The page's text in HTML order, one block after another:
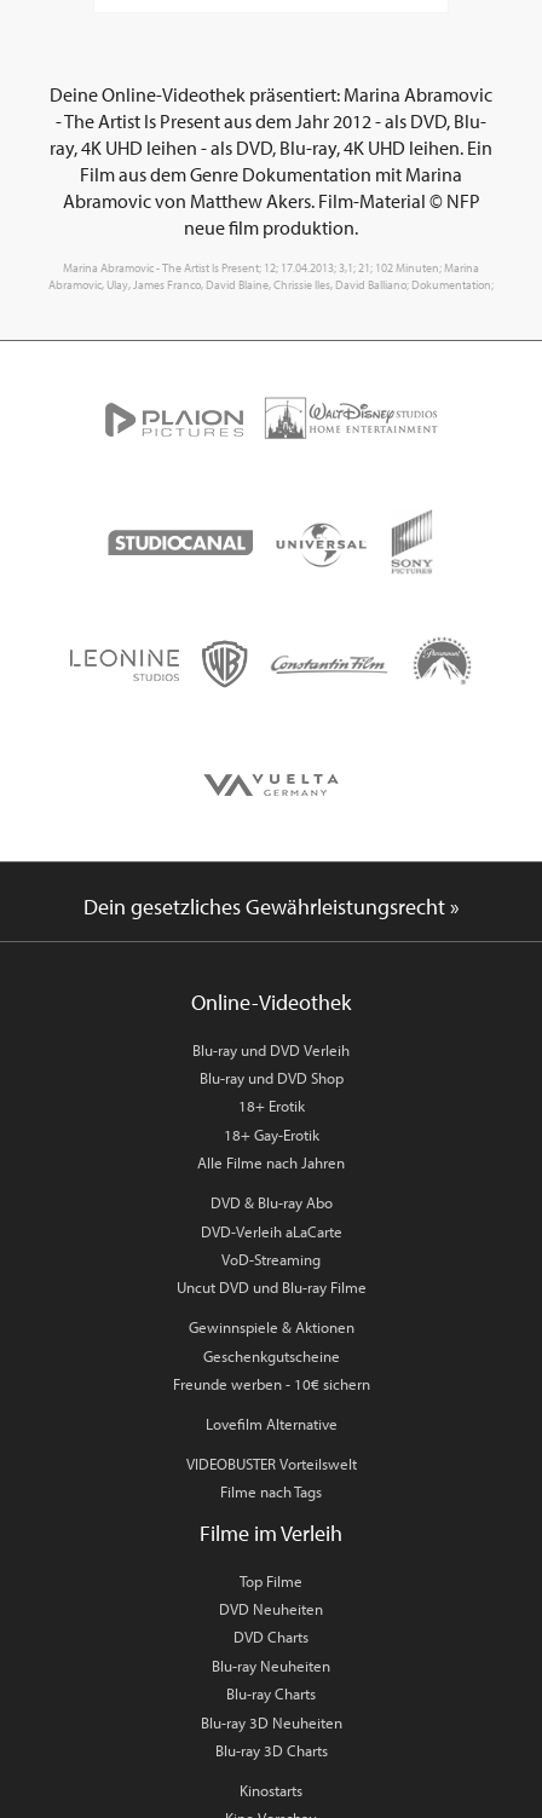
Deine Online-Videothek präsentiert: Marina Abramovic
- The Artist Is Present aus dem Jahr 2012 - als DVD, Blu-
ray, 4K UHD leihen - als DVD, Blu-ray, 4K UHD leihen. Ein
Film aus dem Genre Dokumentation mit Marina
Abramovic von Matthew Akers. Film-Material © NFP
neue film produktion.
Marina Abramovic - The Artist Is Present; 12; 17.04.2013; 3,1; 21; 102 Minuten; Marina
Abramovic, Ulay, James Franco, David Blaine, Chrissie Iles, David Balliano; Dokumentation;
Dein gesetzliches Gewährleistungsrecht »
Online-Videothek
Blu-ray und DVD Verleih
Blu-ray und DVD Shop
18+ Erotik
18+ Gay-Erotik
Alle Filme nach Jahren
DVD & Blu-ray Abo
DVD-Verleih aLaCarte
VoD-Streaming
Uncut DVD und Blu-ray Filme
Gewinnspiele & Aktionen
Geschenkgutscheine
Freunde werben - 10€ sichern
Lovefilm Alternative
VIDEOBUSTER Vorteilswelt
Filme nach Tags
Filme im Verleih
Top Filme
DVD Neuheiten
DVD Charts
Blu-ray Neuheiten
Blu-ray Charts
Blu-ray 3D Neuheiten
Blu-ray 3D Charts
Kinostarts